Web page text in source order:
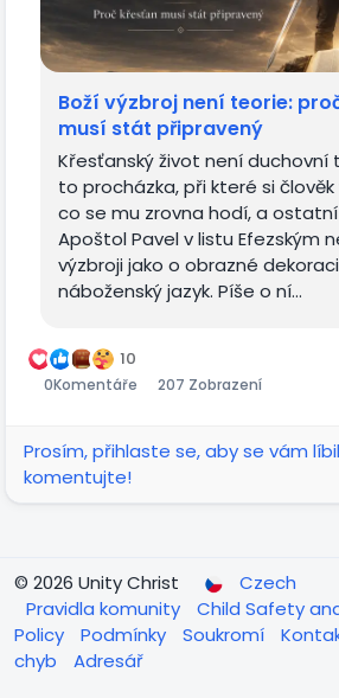
Boží výzbroj není teorie:
musí stát připravený
Křesťanský život není duchovní
to procházka, při které si
co se mu zrovna hodí, a
Apoštol Pavel v listu Efezským
výzbroji jako o obrazné
náboženský jazyk. Píše o ní...
10
0Komentáře 207 Zobrazení
Prosím, přihlaste se, aby se vám
komentujte!
© 2026 Unity Christ
Czech
Pravidla komunity
Child Safety
Policy
Podmínky Soukromí
chyb
Adresář